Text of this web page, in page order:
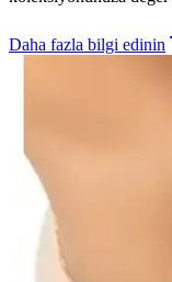
Daha fazla bilgi edinin